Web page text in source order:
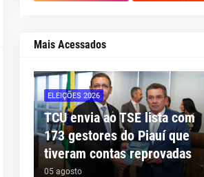
Mais Acessados
ELEIÇÕES 2026
TCU envia ao TSE lista com
173 gestores do Piauí que
tiveram contas reprovadas
05 agosto